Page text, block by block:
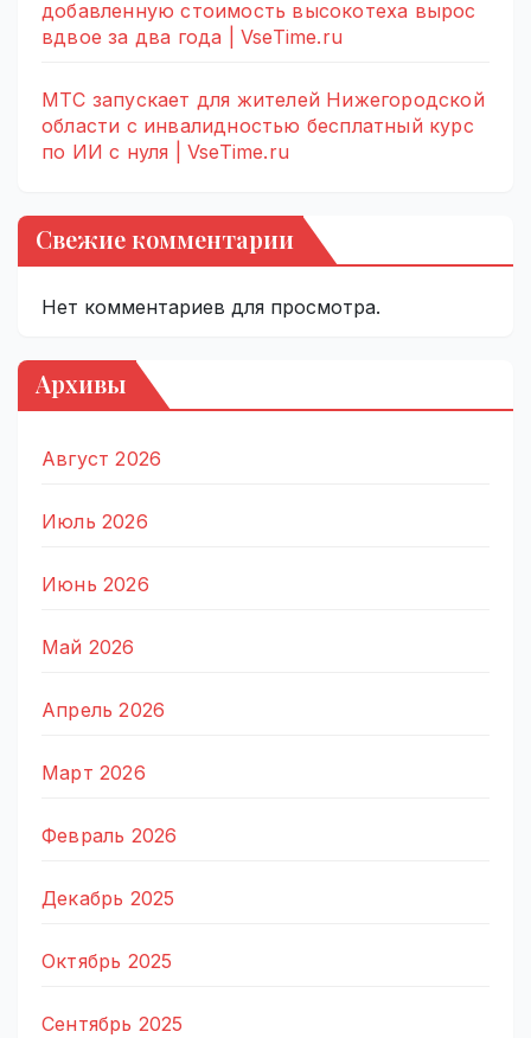
добавленную стоимость высокотеха вырос
вдвое за два года | VseTime.ru
МТС запускает для жителей Нижегородской
области с инвалидностью бесплатный курс
по ИИ с нуля | VseTime.ru
Свежие комментарии
Нет комментариев для просмотра.
Архивы
Август 2026
Июль 2026
Июнь 2026
Май 2026
Апрель 2026
Март 2026
Февраль 2026
Декабрь 2025
Октябрь 2025
Сентябрь 2025